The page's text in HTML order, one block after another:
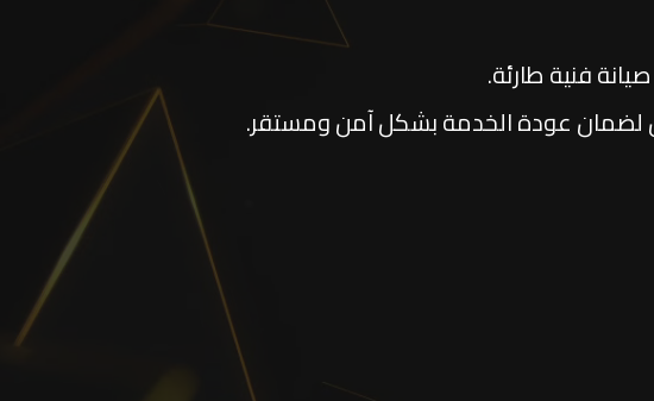
فنية طارئة.
لضمان عودة الخدمة بشكل آمن ومستقر.